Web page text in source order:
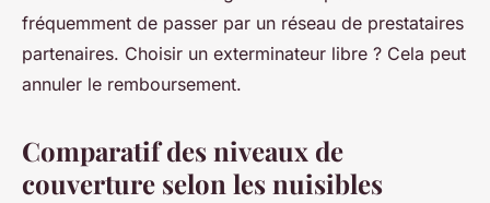
fréquemment de passer par un réseau de prestataires
partenaires. Choisir un exterminateur libre ? Cela peut
annuler le remboursement.
Comparatif des niveaux de
couverture selon les nuisibles